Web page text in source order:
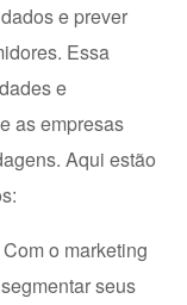
e prever
Essa
e
as empresas
Aqui estão
o marketing
seus